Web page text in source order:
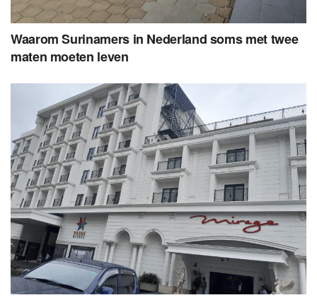
Waarom Surinamers in Nederland soms met twee
maten moeten leven